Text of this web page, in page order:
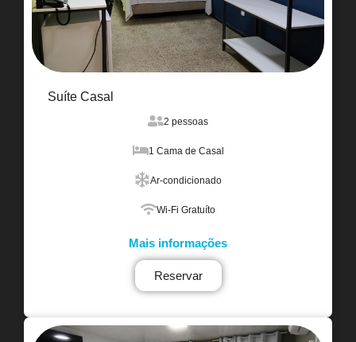
Suíte Casal
2 pessoas
1 Cama de Casal
Ar-condicionado
Wi-Fi Gratuíto
Mais informações
Reservar